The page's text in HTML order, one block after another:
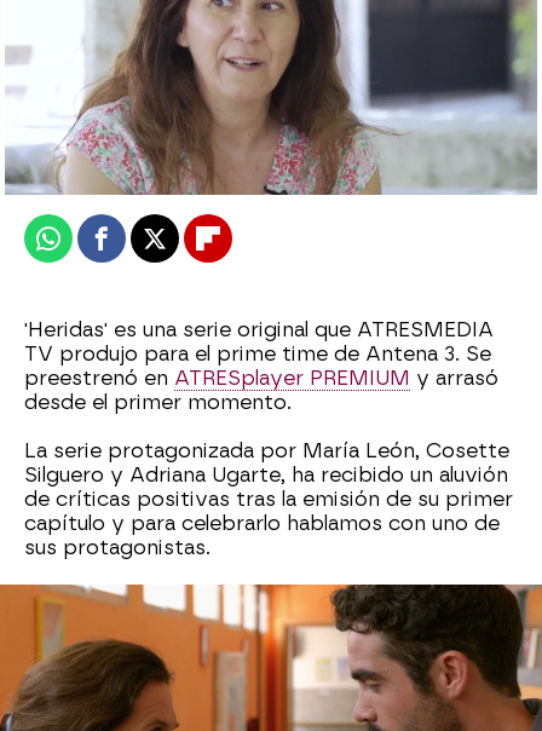
Roberto Fernández Ferreira
Publicado:02 de mayo de 2023, 10:03
WhatsappFacebook
X Flipboard
'Heridas' es una serie original que ATRESMEDIA
TV produjo para el prime time de Antena 3. Se
preestrenó en ATRESplayer PREMIUM y arrasó
desde el primer momento.
La serie protagonizada por María León, Cosette
Silguero y Adriana Ugarte, ha recibido un aluvión
de críticas positivas tras la emisión de su primer
capítulo y para celebrarlo hablamos con uno de
sus protagonistas.
Fátima Baeza, quien interpreta a Carmen, la
profesora de
, ha reflexionado sobre el
papel de su personaje y cómo representa la
visión que la sociedad y el espectador adoptan
al ver la situación que se representa en la serie.